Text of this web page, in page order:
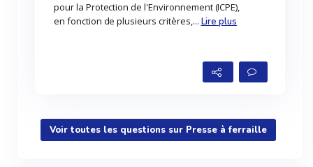
pour la Protection de l'Environnement (ICPE),
en fonction de plusieurs critères,... Lire plus
Voir toutes les questions sur Presse à ferraille